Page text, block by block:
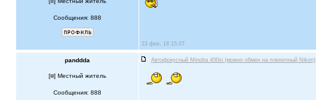
Сообщения: 888
23 фев, 18 15:07
panddda Автофокусный Minolta 400si (можно обмен на пленочный Nikon)
[ ] Местный житель
Сообщения: 888